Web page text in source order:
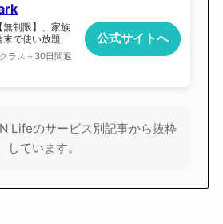
無制限】、家族
末で使い放題
ラス＋30日間返
公式サイトへ
Lifeのサービス別記事から抜粋
しています。